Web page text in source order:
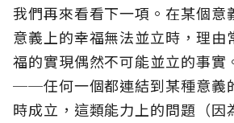
我們再來看看下一項。在某個意
意義上的幸福無法並立時，理由
福的實現偶然不可能並立的事實
──任何一個都連結到某種意
時成立，這類能力上的問題（因